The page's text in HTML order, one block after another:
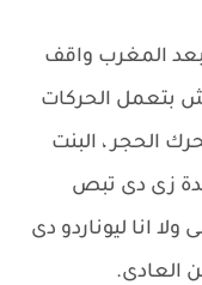
المغرب واقف
بتعمل الحركات
الحجر ، البنت
زى دى تبص
انا ليوناردو دى
من العادى.